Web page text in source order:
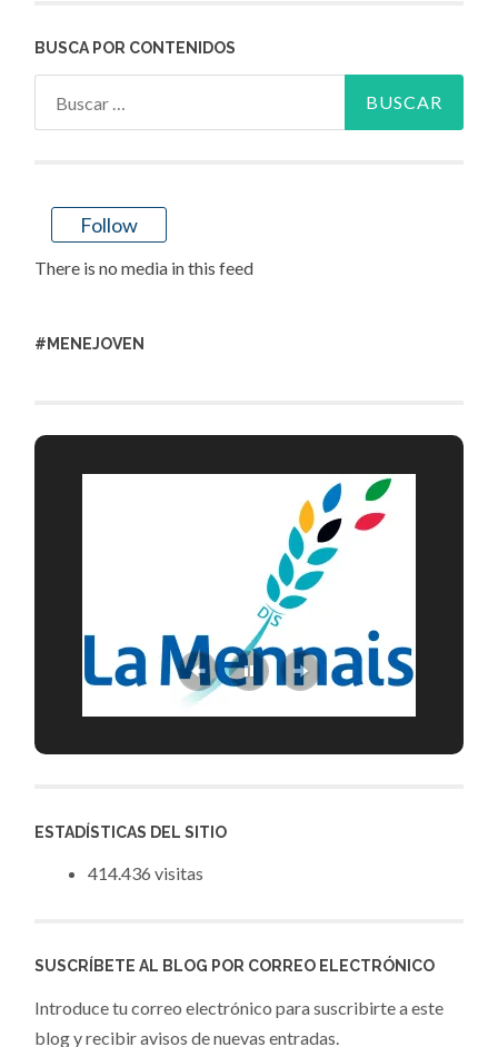
BUSCA POR CONTENIDOS
Follow
There is no media in this feed
#MENEJOVEN
ESTADÍSTICAS DEL SITIO
414.436 visitas
SUSCRÍBETE AL BLOG POR CORREO ELECTRÓNICO
Introduce tu correo electrónico para suscribirte a este
blog y recibir avisos de nuevas entradas.